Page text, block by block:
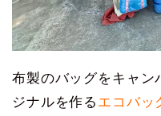
布製のバッグをキャン
ジナルを作る エコバッ